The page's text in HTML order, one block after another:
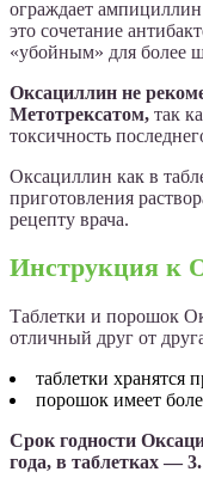
ограждает ампициллин
это сочетание
«убойным» для более
Оксациллин не
Метотрексатом, так
токсичность
Оксациллин как в
приготовления
рецепту врача.
Инструкция к
Таблетки и порошок
отличный друг от
таблетки хранятся
порошок имеет
Срок годности
года, в таблетках — 3.